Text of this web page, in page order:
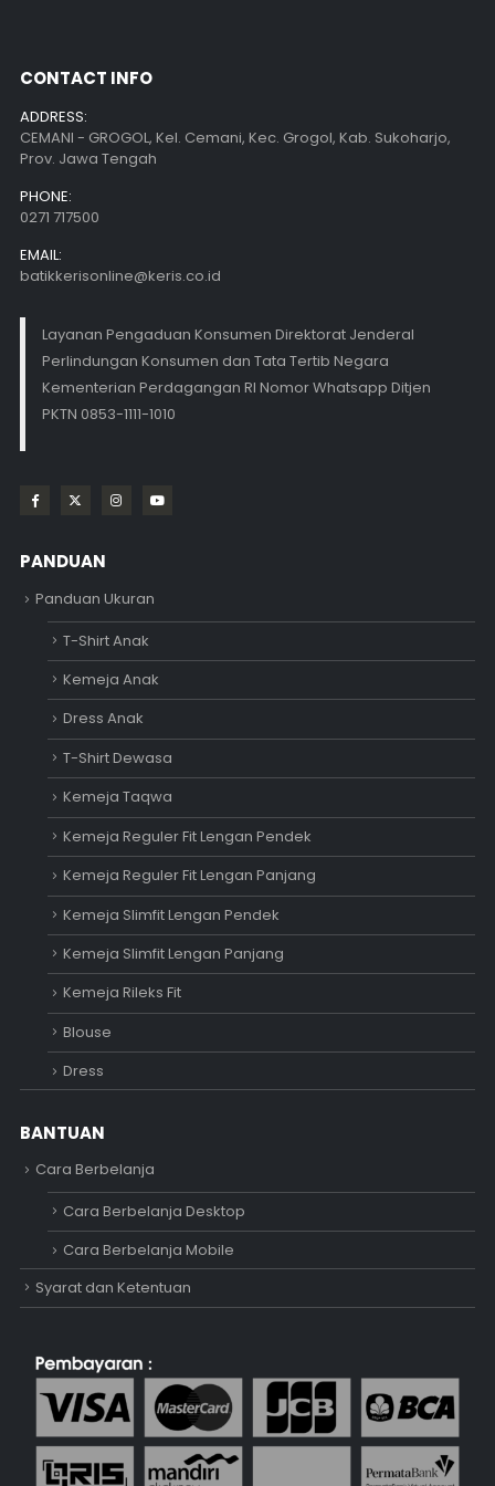
CONTACT INFO
ADDRESS:
CEMANI - GROGOL, Kel. Cemani, Kec. Grogol, Kab. Sukoharjo,
Prov. Jawa Tengah
PHONE:
0271 717500
EMAIL:
batikkerisonline@keris.co.id
Layanan Pengaduan Konsumen Direktorat Jenderal
Perlindungan Konsumen dan Tata Tertib Negara
Kementerian Perdagangan RI Nomor Whatsapp Ditjen
PKTN 0853-1111-1010
PANDUAN
Panduan Ukuran
T-Shirt Anak
Kemeja Anak
Dress Anak
T-Shirt Dewasa
Kemeja Taqwa
Kemeja Reguler Fit Lengan Pendek
Kemeja Reguler Fit Lengan Panjang
Kemeja Slimfit Lengan Pendek
Kemeja Slimfit Lengan Panjang
Kemeja Rileks Fit
Blouse
Dress
BANTUAN
Cara Berbelanja
Cara Berbelanja Desktop
Cara Berbelanja Mobile
Syarat dan Ketentuan